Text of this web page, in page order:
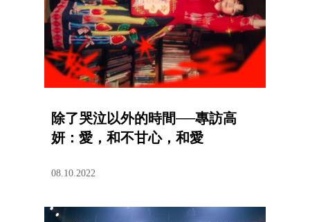
除了哭泣以外的時間──專訪高
妍：愛，和不甘心，和愛
08.10.2022